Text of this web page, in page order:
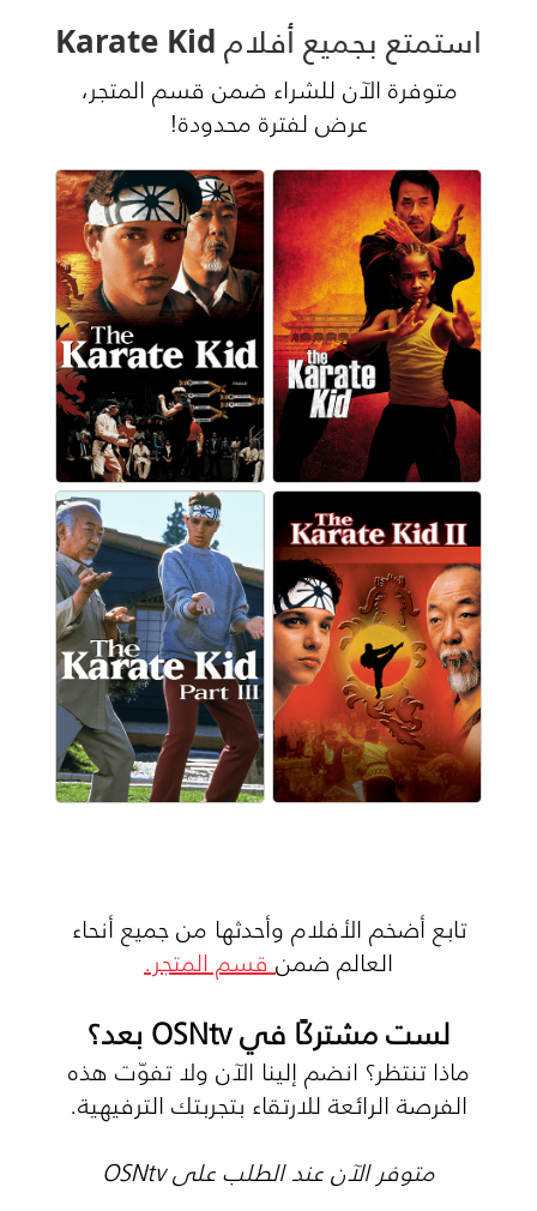
استمتع بجميع أفلام Karate Kid
متوفرة الآن للشراء ضمن قسم المتجر،
عرض لفترة محدودة!
تابع أضخم الأفلام وأحدثها من جميع أنحاء
العالم ضمنقسم المتجر.
لست مشتركًا في OSNtv بعد؟
ماذا تنتظر؟ انضم إلينا الآن ولا تفوّت هذه
الفرصة الرائعة للارتقاء بتجربتك الترفيهية.
متوفر الآن عند الطلب على OSNtv